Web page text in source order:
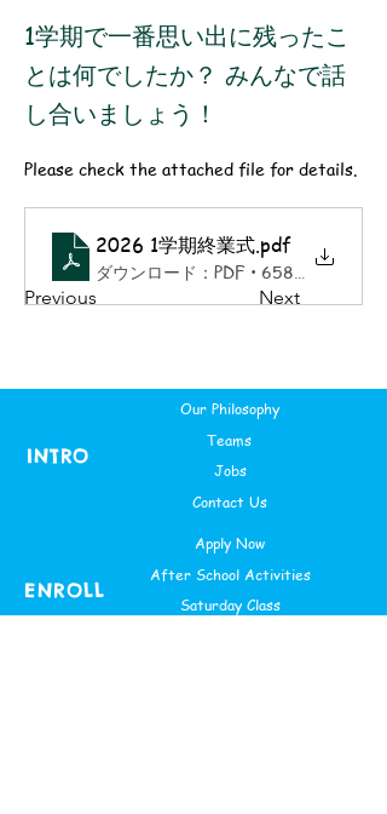
1学期で一番思い出に残ったこ
とは何でしたか？ みんなで話
し合いましょう！
Previous Next
Please check the attached file for details.
2026 1学期終業式.pdf
ダウンロード：PDF • 658KB
Our Philosophy
INTRO
Teams
Jobs
Contact Us
Apply Now
ENROLL
After School Activities
Saturday Class